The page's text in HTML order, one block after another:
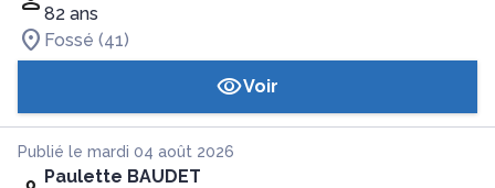
82 ans
Fossé (41)
Voir
Publié le mardi 04 août 2026
Paulette BAUDET